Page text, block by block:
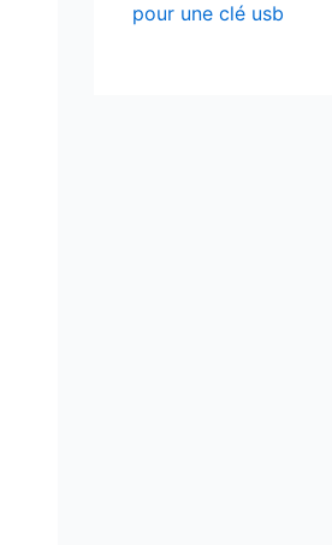
pour une clé usb